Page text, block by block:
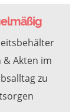
& Akten im
zu